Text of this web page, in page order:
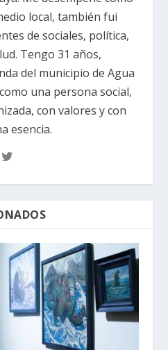
local, también fui
de sociales, política,
Tengo 31 años,
del municipio de Agua
una persona social,
con valores y con
esencia.